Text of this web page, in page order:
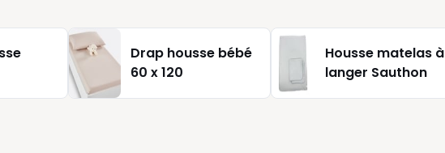
Drap housse bébé
60 x 120
Housse matelas à
langer Sauthon